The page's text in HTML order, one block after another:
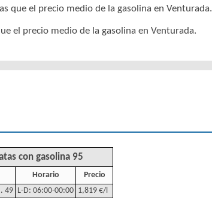
que el precio medio de la gasolina en Venturada.
el precio medio de la gasolina en Venturada.
con gasolina 95
Horario
Precio
49 L-D: 06:00-00:00 1,819 €/l